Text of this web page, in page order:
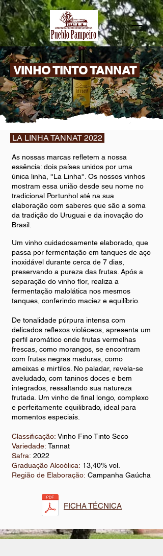
VINHO TINTO TANNAT
LA LINHA TANNAT 2022
As nossas marcas refletem a nossa
essência: dois países unidos por uma
única linha, ''La Linha''. Os nossos vinhos
mostram essa união desde seu nome no
tradicional Portunhol até na sua
elaboração com saberes que são a soma
da tradição do Uruguai e da inovação do
Brasil.
Um vinho cuidadosamente elaborado, que
passa por fermentação em tanques de aço
inoxidável durante cerca de 7 dias,
preservando a pureza das frutas. Após a
separação do vinho flor, realiza a
fermentação malolática nos mesmos
tanques, conferindo maciez e equilíbrio.
De tonalidade púrpura intensa com
delicados reflexos violáceos, apresenta um
perfil aromático onde frutas vermelhas
frescas, como morangos, se encontram
com frutas negras maduras, como
ameixas e mirtilos. No paladar, revela-se
aveludado, com taninos doces e bem
integrados, ressaltando sua natureza
frutada. Um vinho de final longo, complexo
e perfeitamente equilibrado, ideal para
momentos especiais.
Classificação: Vinho Fino Tinto Seco
Variedade: Tannat
Safra: 2022
Graduação Alcoólica: 13,40% vol.
Região de Elaboração: Campanha Gaúcha
FICHA TÉCNICA